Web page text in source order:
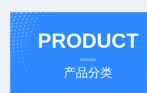
PRODUCT
产品分类